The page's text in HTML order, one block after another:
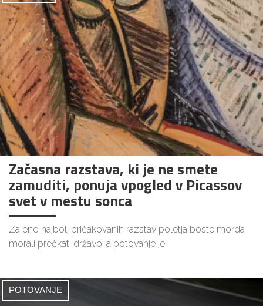
Začasna razstava, ki je ne smete
zamuditi, ponuja vpogled v Picassov
svet v mestu sonca
Za eno najbolj pričakovanih razstav poletja boste morda
morali prečkati državo, a potovanje je
POTOVANJE